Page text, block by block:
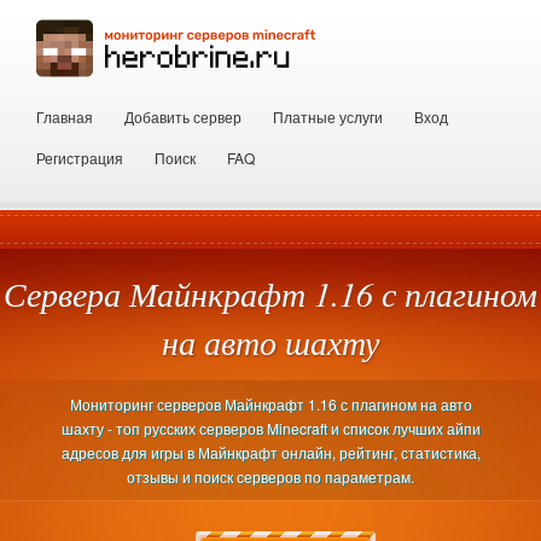
Главная Добавить сервер Платные услуги
Вход
Регистрация
Поиск FAQ
Сервера Майнкрафт 1.16 с плагином
на авто шахту
Мониторинг серверов Майнкрафт 1.16 с плагином на авто
шахту - топ русских серверов Minecraft и список лучших айпи
адресов для игры в Майнкрафт онлайн, рейтинг, статистика,
отзывы и поиск серверов по параметрам.